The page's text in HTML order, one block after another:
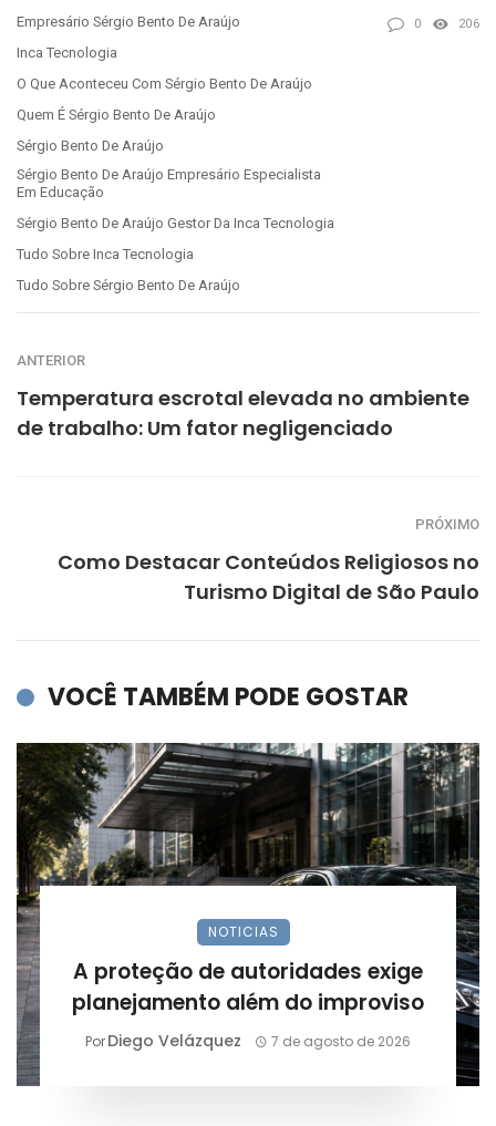
Empresário Sérgio Bento De Araújo
Inca Tecnologia
O Que Aconteceu Com Sérgio Bento De Araújo
Quem É Sérgio Bento De Araújo
Sérgio Bento De Araújo
Sérgio Bento De Araújo Empresário Especialista
Em Educação
Sérgio Bento De Araújo Gestor Da Inca Tecnologia
Tudo Sobre Inca Tecnologia
Tudo Sobre Sérgio Bento De Araújo
0 206
ANTERIOR
Temperatura escrotal elevada no ambiente
de trabalho: Um fator negligenciado
PRÓXIMO
Como Destacar Conteúdos Religiosos no
Turismo Digital de São Paulo
VOCÊ TAMBÉM PODE GOSTAR
NOTICIAS
A proteção de autoridades exige
planejamento além do improviso
PorDiego Velázquez 7 de agosto de 2026